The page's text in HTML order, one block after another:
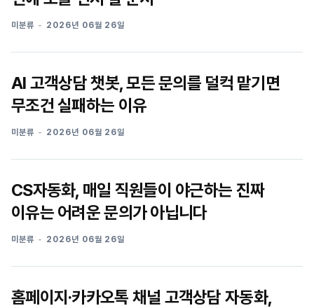
미분류 2026년 06월 26일
AI 고객상담 챗봇, 모든 문의를 덜컥 맡기면
무조건 실패하는 이유
미분류 2026년 06월 26일
CS자동화, 매일 직원들이 야근하는 진짜
이유는 어려운 문의가 아닙니다
미분류 2026년 06월 26일
홈페이지·카카오톡 채널 고객상담 자동화,